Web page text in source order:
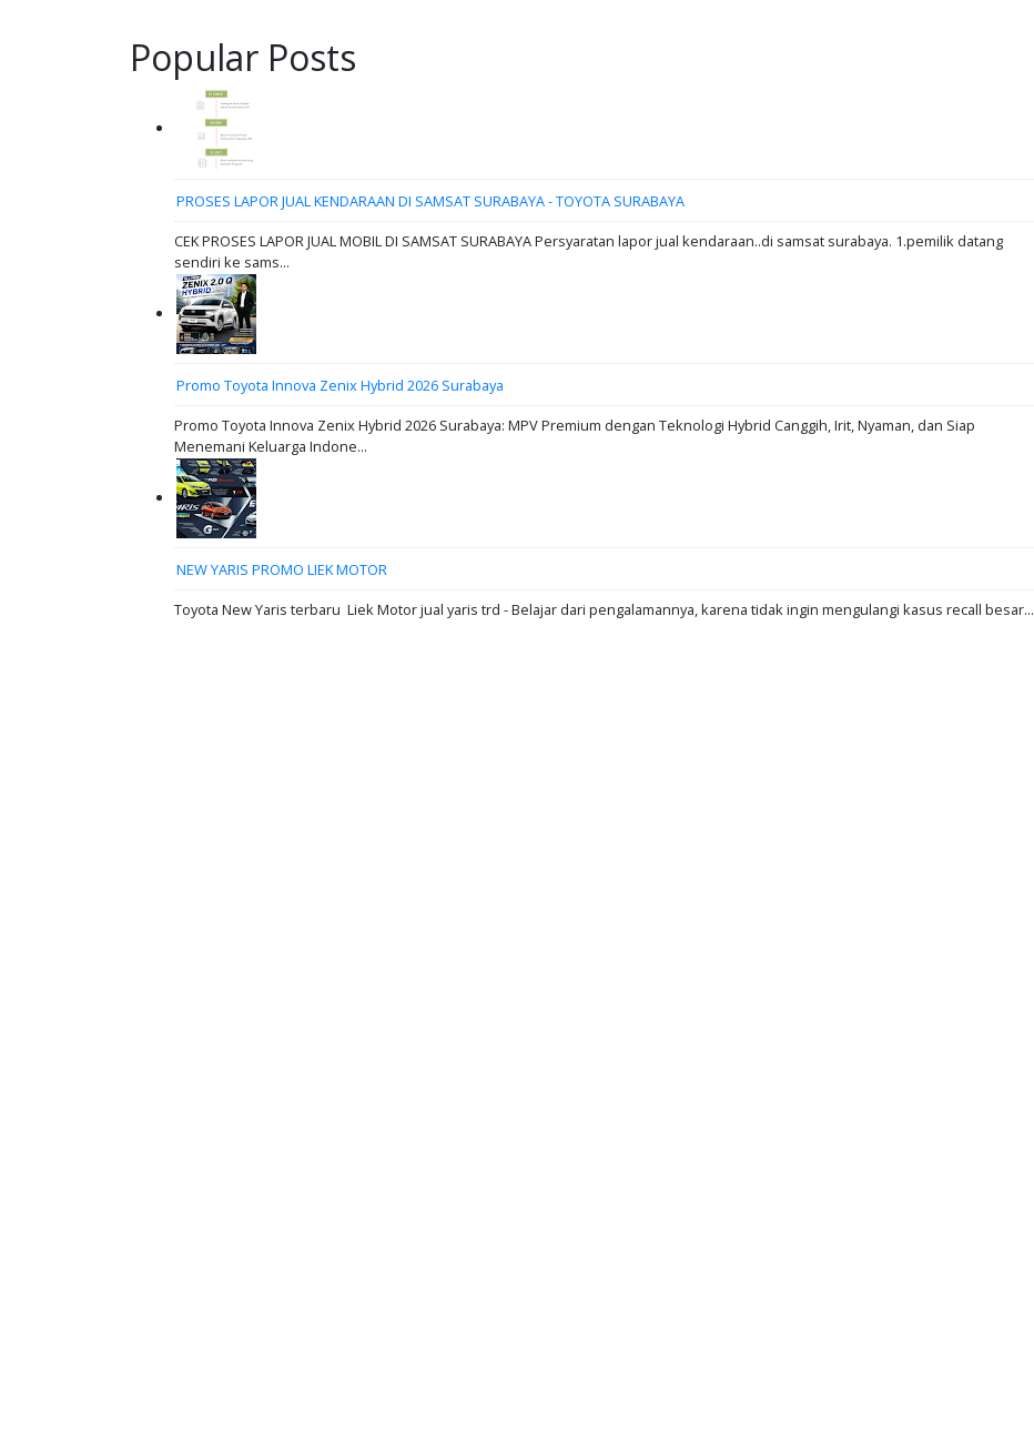
Popular Posts
PROSES LAPOR JUAL KENDARAAN DI SAMSAT SURABAYA - TOYOTA SURABAYA
CEK PROSES LAPOR JUAL MOBIL DI SAMSAT SURABAYA Persyaratan lapor jual kendaraan..di samsat surabaya. 1.pemilik datang
sendiri ke sams...
Promo Toyota Innova Zenix Hybrid 2026 Surabaya
Promo Toyota Innova Zenix Hybrid 2026 Surabaya: MPV Premium dengan Teknologi Hybrid Canggih, Irit, Nyaman, dan Siap
Menemani Keluarga Indone...
NEW YARIS PROMO LIEK MOTOR
Toyota New Yaris terbaru Liek Motor jual yaris trd - Belajar dari pengalamannya, karena tidak ingin mengulangi kasus recall besar...